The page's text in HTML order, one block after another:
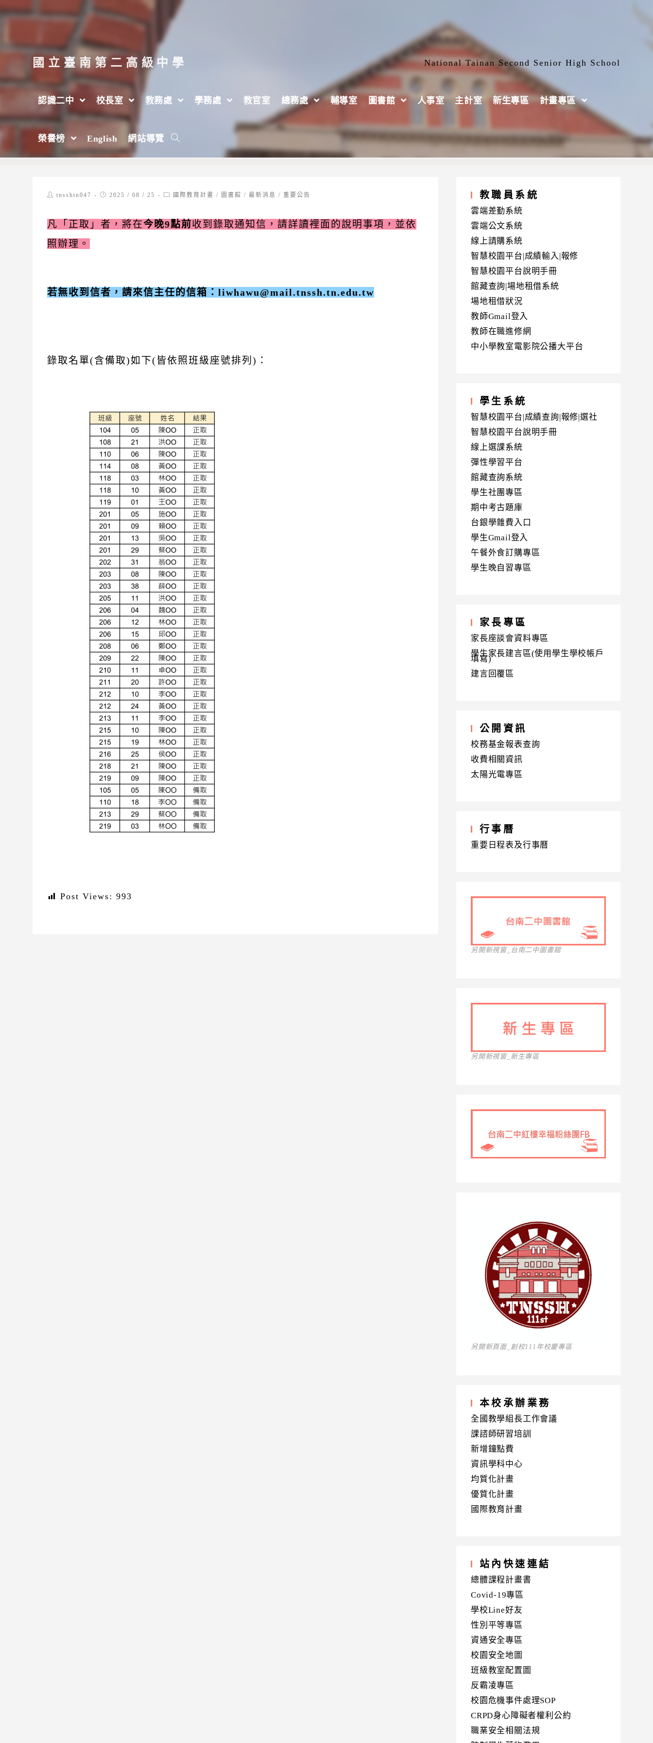
跳
至
要
內
容
國立臺南第二高級中學 National Tainan Second Senior High School
認識二中 校長室 教務處 學務處 教官室 總務處 輔導室 圖書館 人事室 主計室 新生專區 計畫專區
榮譽榜 English 網站導覽
★終於揭曉★–2025臺南二中赴日本國際教育旅行錄取名單
2025 年 > 8 月 > 25 日
Posttnsshtn047
Post2025 / 08 / 25
Post國際教育計畫 / 圖書館 / 最新消息 / 重要公告
凡「正取」者，將在今晚9點前收到錄取通知信，請詳讀裡面的說明事項，並依
照辦理。
若無收到信者，請來信主任的信箱：liwhawu@mail.tnssh.tn.edu.tw
錄取名單(含備取)如下(皆依照班級座號排列)：
Post Views: 993
教職員系統
雲端差勤系統
雲端公文系統
線上請購系統
智慧校園平台|成績輸入|報修
智慧校園平台說明手冊
館藏查詢|場地租借系統
場地租借狀況
教師Gmail登入
教師在職進修網
中小學教室電影院公播大平台
學生系統
智慧校園平台|成績查詢|報修|選社
智慧校園平台說明手冊
線上選課系統
彈性學習平台
館藏查詢系統
學生社團專區
期中考古題庫
台銀學雜費入口
學生Gmail登入
午餐外食訂購專區
學生晚自習專區
家長專區
家長座談會資料專區
學生家長建言區(使用學生學校帳戶
填寫)
建言回覆區
公開資訊
校務基金報表查詢
收費相關資訊
太陽光電專區
行事曆
重要日程表及行事曆
另開新視窗_台南二中圖書館
另開新視窗_新生專區
另開新頁面_創校111年校慶專區
本校承辦業務
全國教學組長工作會議
課諮師研習培訓
新增鐘點費
資訊學科中心
均質化計畫
優質化計畫
國際教育計畫
站內快速連結
總體課程計畫書
Covid-19專區
學校Line好友
性別平等專區
資通安全專區
校園安全地圖
班級教室配置圖
反霸凌專區
校園危機事件處理SOP
CRPD身心障礙者權利公約
職業安全相關法規